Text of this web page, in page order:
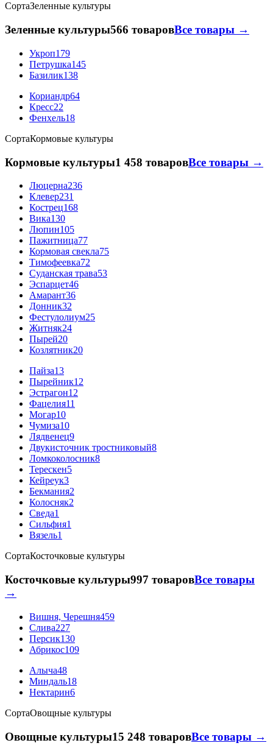
СортаЗеленные культуры
Зеленные культуры566 товаровВсе товары →
Укроп179
Петрушка145
Базилик138
Кориандр64
Кресс22
Фенхель18
СортаКормовые культуры
Кормовые культуры1 458 товаровВсе товары →
Люцерна236
Клевер231
Кострец168
Вика130
Люпин105
Пажитница77
Кормовая свекла75
Тимофеевка72
Суданская трава53
Эспарцет46
Амарант36
Донник32
Фестулолиум25
Житняк24
Пырей20
Козлятник20
Пайза13
Пырейник12
Эстрагон12
Фацелия11
Могар10
Чумиза10
Лядвенец9
Двукисточник тростниковый8
Ломкоколосник8
Терескен5
Кейреук3
Бекмания2
Колосняк2
Сведа1
Сильфия1
Вязель1
СортаКосточковые культуры
Косточковые культуры997 товаровВсе товары
→
Вишня, Черешня459
Слива227
Персик130
Абрикос109
Алыча48
Миндаль18
Нектарин6
СортаОвощные культуры
Овощные культуры15 248 товаровВсе товары →